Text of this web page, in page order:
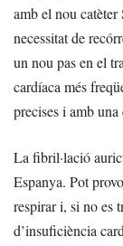
amb el nou catèter
necessitat de
un nou pas en el
cardíaca més
precises i amb
La fibril·lació
Espanya. Pot
respirar i, si no es
d’insuficiència